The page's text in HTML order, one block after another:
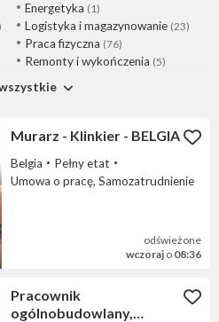
Energetyka (1)
Logistyka i magazynowanie (23)
Praca fizyczna (76)
Remonty i wykończenia (5)
Murarz - Klinkier - BELGIA
Belgia
Pełny etat
Umowa o pracę, Samozatrudnienie
odświeżone
wczoraj o 08:36
Pracownik
ogólnobudowlany,